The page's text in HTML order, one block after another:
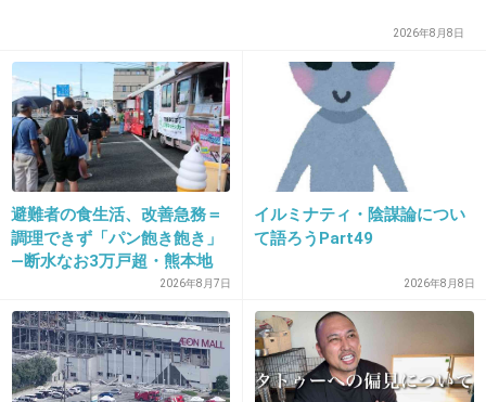
21. 匿名 2019/01/08(火) 20:19:00
というか女の子は父親似だよね。主に見た目。
あときょうだいの場合だいたい弟のほうがイケメン
22. 匿名2019/01/08(火) 20:19:08
私も父親に似て鼻筋がない..鼻筋が通ってると年取ってから
も綺麗なんだよね。母に似たかったなぁ..
+2 -0
2026年8月8日
避難者の食生活、改善急務＝
調理できず「パン飽き飽き」
―断水なお3万戸超・熊本地
2026年8月7日
イルミナティ・陰謀論につい
て語ろうPart49
2026年8月8日